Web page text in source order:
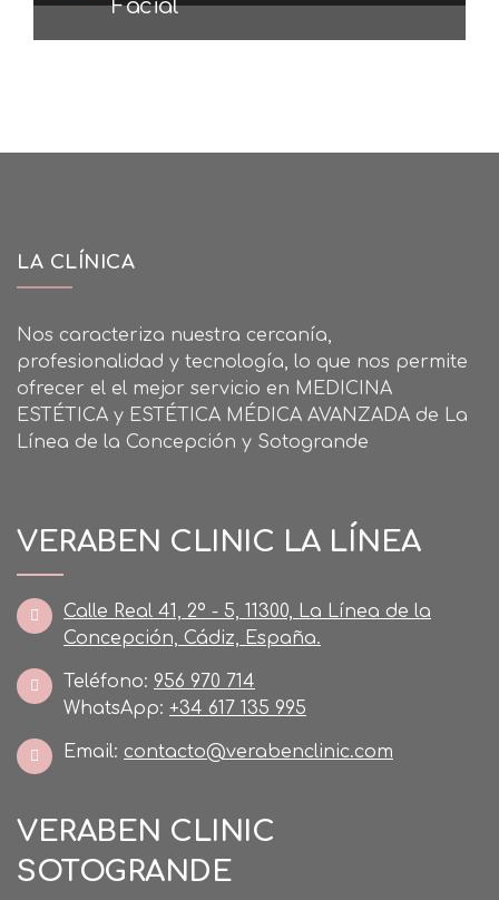
Facial
LA CLÍNICA
Nos caracteriza nuestra cercanía,
profesionalidad y tecnología, lo que nos permite
ofrecer el el mejor servicio en MEDICINA
ESTÉTICA y ESTÉTICA MÉDICA AVANZADA de La
Línea de la Concepción y Sotogrande
VERABEN CLINIC LA LÍNEA
Calle Real 41, 2º - 5, 11300, La Línea de la
Concepción, Cádiz, España.
Teléfono: 956 970 714
WhatsApp: +34 617 135 995
Email: contacto@verabenclinic.com
VERABEN CLINIC
SOTOGRANDE